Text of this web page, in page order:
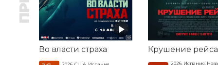
Во власти страха Крушение рейса
2026, Испания,